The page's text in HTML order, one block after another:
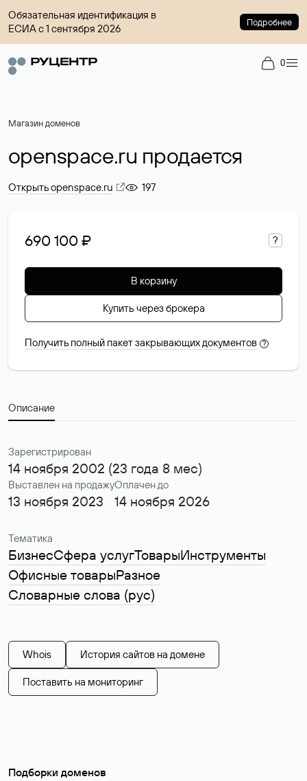
Обязательная идентификация в
ЕСИА с 1 сентября 2026
Подробнее
0
Магазин доменов
openspace.ru продается
Открыть openspace.ru 197
690 100 ₽ ?
В корзину
Купить через брокера
Получить полный пакет закрывающих документов ?
Описание
Зарегистрирован
14 ноября 2002 (23 года 8 мес)
Выставлен на продажу
13 ноября 2023
Оплачен до
14 ноября 2026
Тематика
БизнесСфера услугТоварыИнструменты
Офисные товарыРазное
Словарные слова (рус)
Whois История сайтов на домене
Поставить на мониторинг
Подборки доменов